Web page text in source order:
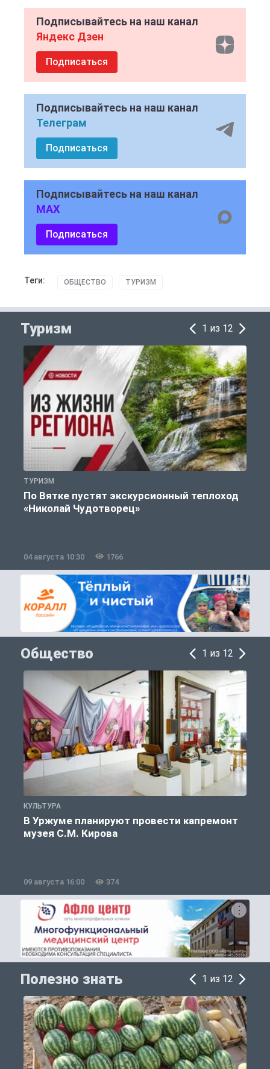
Подписывайтесь на наш канал
Яндекс Дзен
Подписаться
Подписывайтесь на наш канал
Телеграм
Подписаться
Подписывайтесь на наш канал
MAX
Подписаться
Теги: ОБЩЕСТВО ТУРИЗМ
Туризм 1 из 12
ТУРИЗМ
По Вятке пустят экскурсионный теплоход
«Николай Чудотворец»
04 августа 10:30 1766
Общество 1 из 12
КУЛЬТУРА
В Уржуме планируют провести капремонт
музея С.М. Кирова
09 августа 16:00 374
Полезно знать 1 из 12